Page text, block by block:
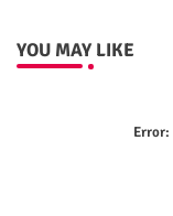
YOU MAY LIKE
Error: